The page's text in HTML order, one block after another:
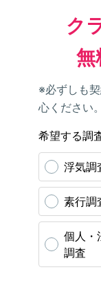
ク
無
※必ずしも
心ください。
希望する調
浮気調
素行調
個人・
調査